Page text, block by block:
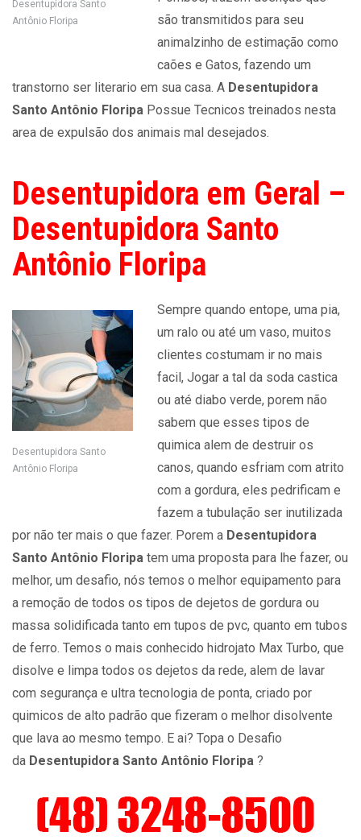
Desentupidora Santo
Antônio Floripa
são transmitidos para seu
animalzinho de estimação como
caões e Gatos, fazendo um
transtorno ser literario em sua casa. A Desentupidora
Santo Antônio Floripa Possue Tecnicos treinados nesta
area de expulsão dos animais mal desejados.
Desentupidora em Geral –
Desentupidora Santo
Antônio Floripa
Desentupidora Santo
Antônio Floripa
Sempre quando entope, uma pia,
um ralo ou até um vaso, muitos
clientes costumam ir no mais
facil, Jogar a tal da soda castica
ou até diabo verde, porem não
sabem que esses tipos de
quimica alem de destruir os
canos, quando esfriam com atrito
com a gordura, eles pedrificam e
fazem a tubulação ser inutilizada
por não ter mais o que fazer. Porem a Desentupidora
Santo Antônio Floripa tem uma proposta para lhe fazer, ou
melhor, um desafio, nós temos o melhor equipamento para
a remoção de todos os tipos de dejetos de gordura ou
massa solidificada tanto em tupos de pvc, quanto em tubos
de ferro. Temos o mais conhecido hidrojato Max Turbo, que
disolve e limpa todos os dejetos da rede, alem de lavar
com segurança e ultra tecnologia de ponta, criado por
quimicos de alto padrão que fizeram o melhor disolvente
que lava ao mesmo tempo. E ai? Topa o Desafio
da Desentupidora Santo Antônio Floripa ?